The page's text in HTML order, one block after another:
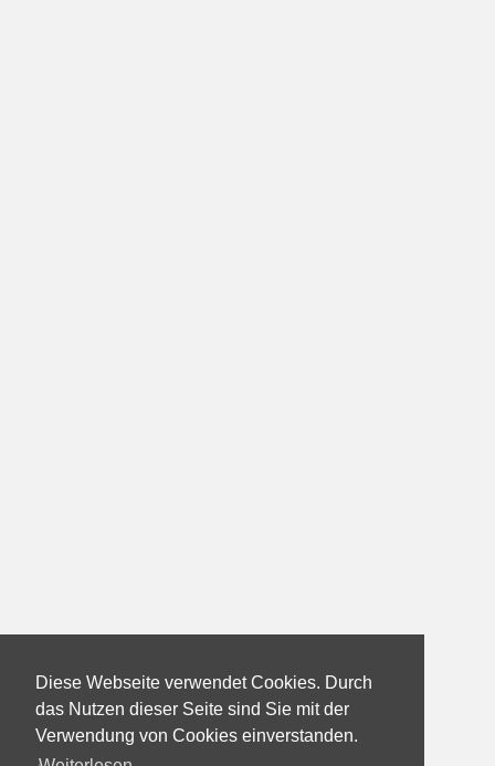
Diese Webseite verwendet Cookies. Durch
das Nutzen dieser Seite sind Sie mit der
Verwendung von Cookies einverstanden.